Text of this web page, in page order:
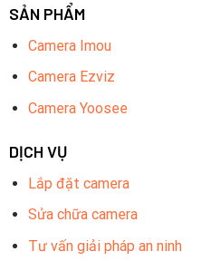
SẢN PHẨM
Camera Imou
Camera Ezviz
Camera Yoosee
DỊCH VỤ
Lắp đặt camera
Sửa chữa camera
Tư vấn giải pháp an ninh